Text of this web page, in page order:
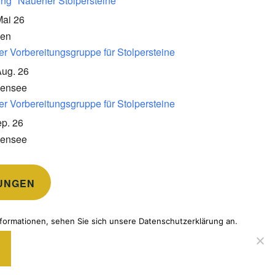
26
Vorbereitungsgruppe für Stolpersteine
26
Vorbereitungsgruppe für Stolpersteine
26
sehen Sie sich unsere Datenschutzerklärung an.